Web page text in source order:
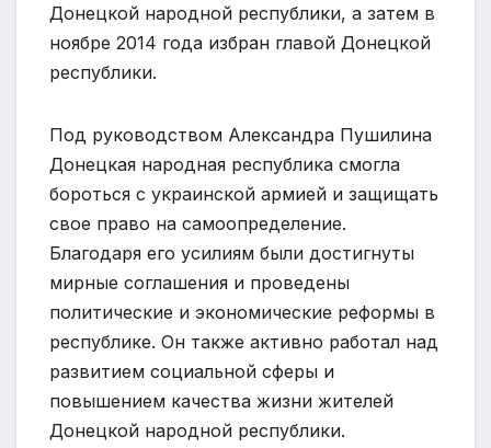
Донецкой народной республики, а затем в
ноябре 2014 года избран главой Донецкой
республики.
Под руководством Александра Пушилина
Донецкая народная республика смогла
бороться с украинской армией и защищать
свое право на самоопределение.
Благодаря его усилиям были достигнуты
мирные соглашения и проведены
политические и экономические реформы в
республике. Он также активно работал над
развитием социальной сферы и
повышением качества жизни жителей
Донецкой народной республики.